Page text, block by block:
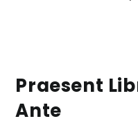
Praesent
Ante